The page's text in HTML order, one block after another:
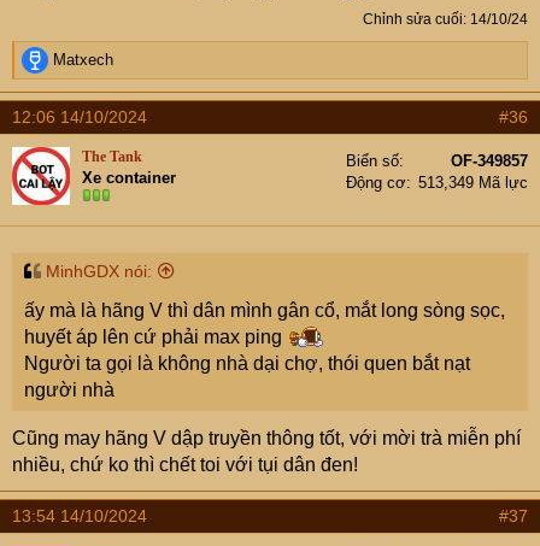
Chỉnh sửa cuối: 14/10/24
R
e
a
c
t
i
o
n
s
Matxech
12:06 14/10/2024 #36
The Tank
Xe container
Biển số
OF-349857
Động cơ
513,349 Mã lực
MinhGDX nói:
ấy mà là hãng V thì dân mình gân cổ, mắt long sòng sọc,
huyết áp lên cứ phải max ping
Người ta gọi là không nhà dại chợ, thói quen bắt nạt
người nhà
Cũng may hãng V dập truyền thông tốt, với mời trà miễn phí
nhiều, chứ ko thì chết toi với tụi dân đen!
13:54 14/10/2024 #37